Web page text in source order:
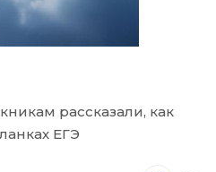
рассказали, как
ЕГЭ